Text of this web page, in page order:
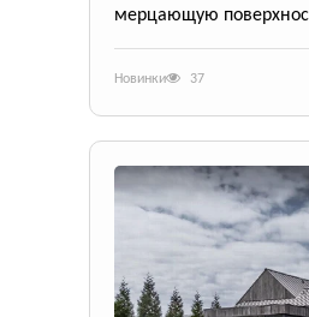
мерцающую
Новинки 37